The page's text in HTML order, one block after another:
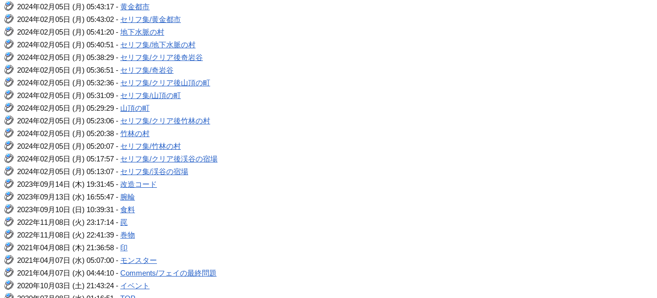
2024年02月05日 (月) 05:43:17 -黄金都市
2024年02月05日 (月) 05:43:02 - セリフ集/黄金都市
2024年02月05日 (月) 05:41:20 -地下水脈の村
2024年02月05日 (月) 05:40:51 - セリフ集/地下水脈の村
2024年02月05日 (月) 05:38:29 - セリフ集/クリア後奇岩谷
2024年02月05日 (月) 05:36:51 - セリフ集/奇岩谷
2024年02月05日 (月) 05:32:36 - セリフ集/クリア後山頂の町
2024年02月05日 (月) 05:31:09 - セリフ集/山頂の町
2024年02月05日 (月) 05:29:29 - 山頂の町
2024年02月05日 (月) 05:23:06 - セリフ集/クリア後竹林の村
2024年02月05日 (月) 05:20:38 -竹林の村
2024年02月05日 (月) 05:20:07 - セリフ集/竹林の村
2024年02月05日 (月) 05:17:57 - セリフ集/クリア後渓谷の宿場
2024年02月05日 (月) 05:13:07 - セリフ集/渓谷の宿場
2023年09月14日 (木) 19:31:45 -改造コード
2023年09月13日 (水) 16:55:47 - 腕輪
2023年09月10日 (日) 10:39:31 -食料
2022年11月08日 (火) 23:17:14 - 罠
2022年11月08日 (火) 22:41:39 -巻物
2021年04月08日 (木) 21:36:58 - 印
2021年04月07日 (水) 05:07:00 - モンスター
2021年04月07日 (水) 04:44:10 -Comments/フェイの最終問題
2020年10月03日 (土) 21:43:24 - イベント